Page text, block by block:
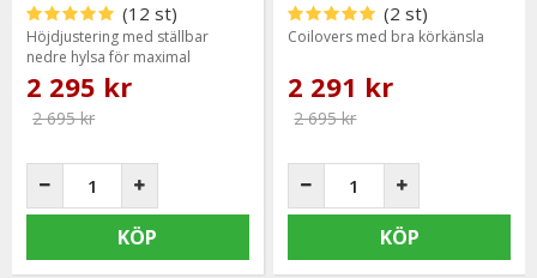
(12 st)
Höjdjustering med ställbar
nedre hylsa för maximal
sänkning
2 295 kr
2 695 kr
KÖP
(2 st)
Coilovers med bra körkänsla
2 291 kr
2 695 kr
KÖP